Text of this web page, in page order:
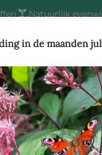
Natuurlijk
Kwekerij
je gebruik
in de maanden